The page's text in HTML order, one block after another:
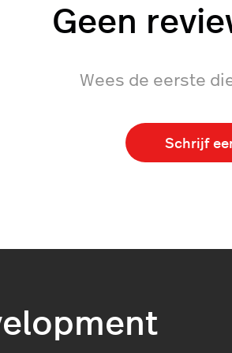
Geen
Wees de eerste
Schrijf